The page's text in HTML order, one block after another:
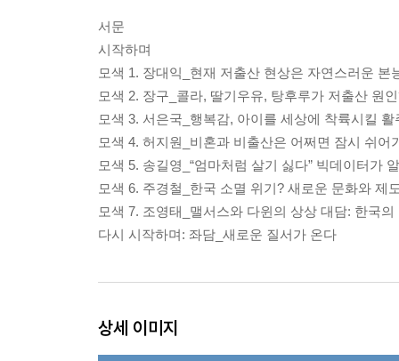
서문
시작하며
모색 1. 장대익_현재 저출산 현상은 자연스러운 본
모색 2. 장구_콜라, 딸기우유, 탕후루가 저출산 원
모색 3. 서은국_행복감, 아이를 세상에 착륙시킬 활
모색 4. 허지원_비혼과 비출산은 어쩌면 잠시 쉬어
모색 5. 송길영_“엄마처럼 살기 싫다” 빅데이터가
모색 6. 주경철_한국 소멸 위기? 새로운 문화와 제
모색 7. 조영태_맬서스와 다윈의 상상 대담: 한국
다시 시작하며: 좌담_새로운 질서가 온다
상세 이미지